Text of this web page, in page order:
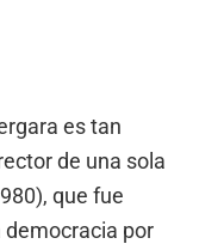
es tan
de una sola
que fue
democracia por